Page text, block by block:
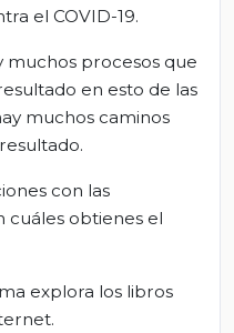
el COVID-19.
muchos procesos que
en esto de las
muchos caminos
con las
cuáles obtienes el
explora los libros